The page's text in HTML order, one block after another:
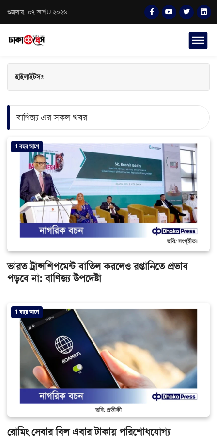
শুক্রবার, ০৭ আগU ২০২৬
হাইলাইটসঃ
বাণিজ্য এর সকল খবর
1 বছর আগে
ভারত ট্রান্সশিপমেন্ট বাতিল করলেও রপ্তানিতে প্রভাব
পড়বে না: বাণিজ্য উপদেষ্টা
1 বছর আগে
রোমিং সেবার বিল এবার টাকায় পরিশোধযোগ্য